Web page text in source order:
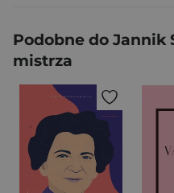
Podobne do Jannik
mistrza